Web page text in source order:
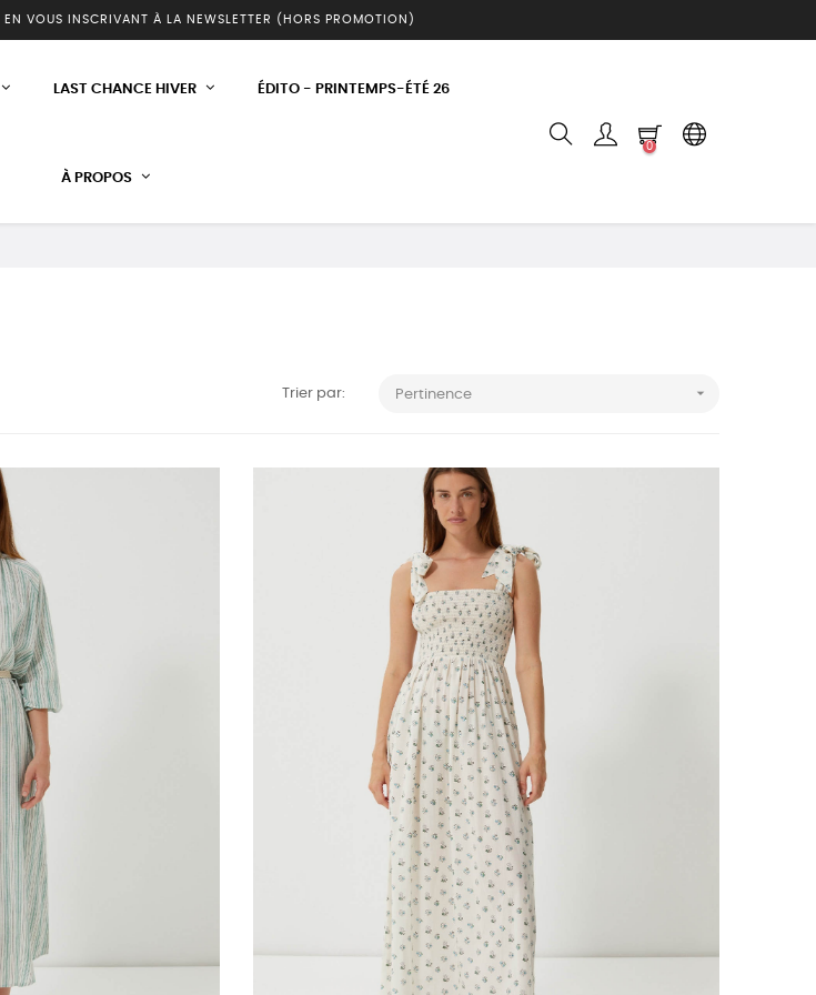
EN VOUS INSCRIVANT À LA NEWSLETTER (HORS PROMOTION)
LAST CHANCE HIVER ÉDITO - PRINTEMPS-ÉTÉ 26
À PROPOS
0
Trier par: Pertinence 